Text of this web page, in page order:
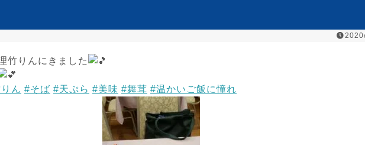
竹りんにきました
ん #そば #天ぷら #美味 #舞茸 #温かいご飯に憧れ